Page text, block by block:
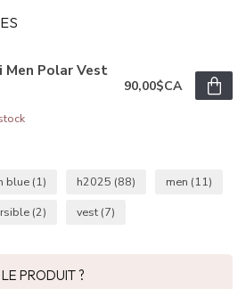
Men Polar Vest
90,00$CA
blue (1) h2025 (88) men (11)
(2) vest (7)
PRODUIT ?